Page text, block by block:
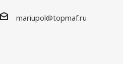
mariupol@topmaf.ru